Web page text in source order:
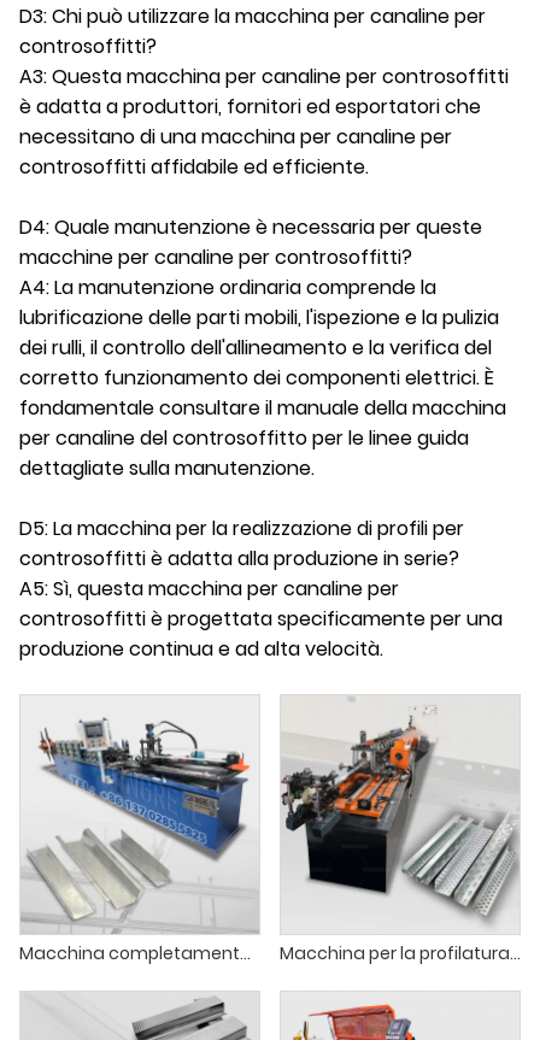
D3: Chi può utilizzare la macchina per canaline per
controsoffitti?
A3: Questa macchina per canaline per controsoffitti
è adatta a produttori, fornitori ed esportatori che
necessitano di una macchina per canaline per
controsoffitti affidabile ed efficiente.
D4: Quale manutenzione è necessaria per queste
macchine per canaline per controsoffitti?
A4: La manutenzione ordinaria comprende la
lubrificazione delle parti mobili, l'ispezione e la pulizia
dei rulli, il controllo dell'allineamento e la verifica del
corretto funzionamento dei componenti elettrici. È
fondamentale consultare il manuale della macchina
per canaline del controsoffitto per le linee guida
dettagliate sulla manutenzione.
D5: La macchina per la realizzazione di profili per
controsoffitti è adatta alla produzione in serie?
A5: Sì, questa macchina per canaline per
controsoffitti è progettata specificamente per una
produzione continua e ad alta velocità.
Macchina completamente automatica per la profilatura di canali per soffitti Macchina per la profilatura a rulli di cordoni angolari